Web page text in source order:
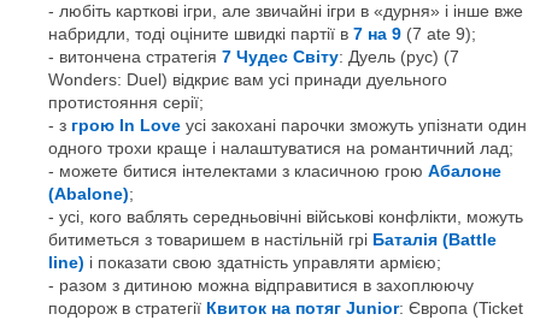
любіть карткові ігри, але звичайні ігри в «дурня» і інше вже
набридли, тоді оціните швидкі партії в 7 на 9 (7 ate 9);
витончена стратегія 7 Чудес Світу: Дуель (рус) (7
Wonders: Duel) відкриє вам усі принади дуельного
протистояння серії;
з грою In Love усі закохані парочки зможуть упізнати один
одного трохи краще і налаштуватися на романтичний лад;
можете битися інтелектами з класичною грою Абалоне
(Abalone);
усі, кого ваблять середньовічні військові конфлікти, можуть
битиметься з товаришем в настільній грі Баталія (Battle
line) і показати свою здатність управляти армією;
разом з дитиною можна відправитися в захоплюючу
подорож в стратегії Квиток на потяг Junior: Європа (Ticket